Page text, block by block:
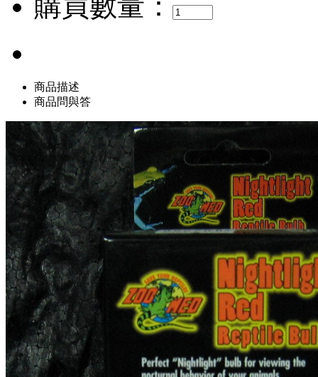
購買數量：
商品描述
商品問與答